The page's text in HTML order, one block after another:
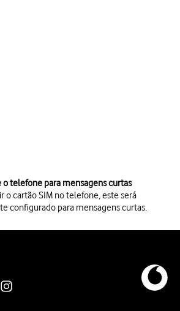
o telefone para mensagens curtas
o cartão SIM no telefone, este será
configurado para mensagens curtas.